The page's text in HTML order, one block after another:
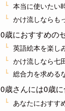
本当に使いたい
かけ流しならも
0歳におすすめの
英語絵本を楽し
かけ流しなら七
総合力を求める
0歳さんには0歳
あなたにおすす